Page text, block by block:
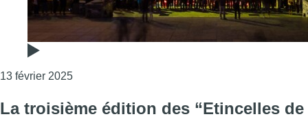
13 février 2025Consulter l'article "Le Bright Festival illumine
La troisième édition des “Etincelles de